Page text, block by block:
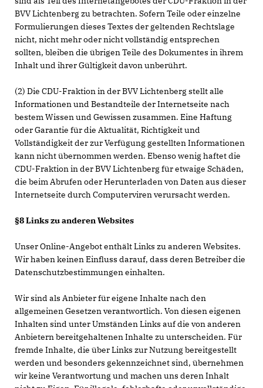
BVV Lichtenberg zu betrachten. Sofern Teile oder einzelne
Formulierungen dieses Textes der geltenden Rechtslage
nicht, nicht mehr oder nicht vollständig entsprechen
sollten, bleiben die übrigen Teile des Dokumentes in ihrem
Inhalt und ihrer Gültigkeit davon unberührt.
(2) Die CDU-Fraktion in der BVV Lichtenberg stellt alle
Informationen und Bestandteile der Internetseite nach
bestem Wissen und Gewissen zusammen. Eine Haftung
oder Garantie für die Aktualität, Richtigkeit und
Vollständigkeit der zur Verfügung gestellten Informationen
kann nicht übernommen werden. Ebenso wenig haftet die
CDU-Fraktion in der BVV Lichtenberg für etwaige Schäden,
die beim Abrufen oder Herunterladen von Daten aus dieser
Internetseite durch Computerviren verursacht werden.
§8 Links zu anderen Websites
Unser Online-Angebot enthält Links zu anderen Websites.
Wir haben keinen Einfluss darauf, dass deren Betreiber die
Datenschutzbestimmungen einhalten.
Wir sind als Anbieter für eigene Inhalte nach den
allgemeinen Gesetzen verantwortlich. Von diesen eigenen
Inhalten sind unter Umständen Links auf die von anderen
Anbietern bereitgehaltenen Inhalte zu unterscheiden. Für
fremde Inhalte, die über Links zur Nutzung bereitgestellt
werden und besonders gekennzeichnet sind, übernehmen
wir keine Verantwortung und machen uns deren Inhalt